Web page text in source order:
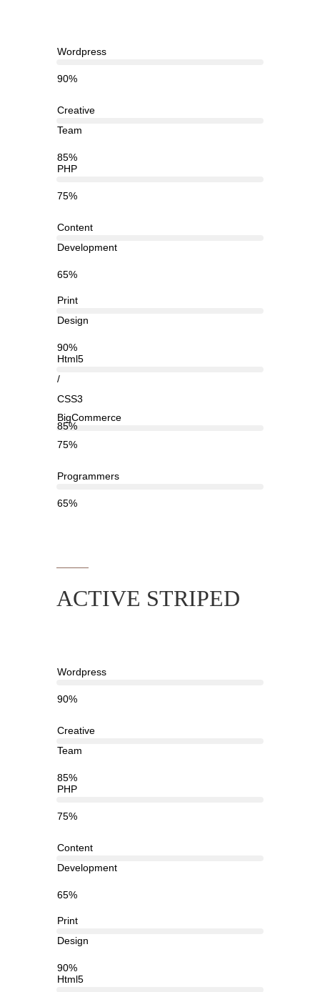
Wordpress
90%
Creative
Team
85%
PHP
75%
Content
Development
65%
Print
Design
90%
Html5
/
CSS3
85%
BigCommerce
75%
Programmers
65%
ACTIVE STRIPED
Wordpress
90%
Creative
Team
85%
PHP
75%
Content
Development
65%
Print
Design
90%
Html5